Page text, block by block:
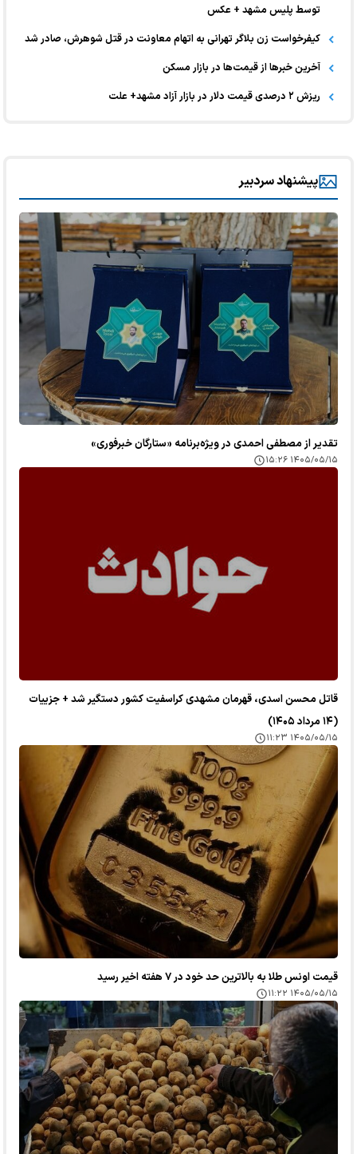
توسط پلیس مشهد + عکس
کیفرخواست زن بلاگر تهرانی به اتهام معاونت در قتل شوهرش، صادر شد
آخرین خبر‌ها از قیمت‌ها در بازار مسکن
ریزش ۲ درصدی قیمت دلار در بازار آزاد مشهد+ علت
پیشنهاد سردبیر
تقدیر از مصطفی احمدی در ویژه‌برنامه «ستارگان خبرفوری»
۱۴۰۵/۰۵/۱۵ ۱۵:۲۶
قاتل محسن اسدی، قهرمان مشهدی کراسفیت کشور دستگیر شد + جزییات
(۱۴ مرداد ۱۴۰۵)
۱۴۰۵/۰۵/۱۵ ۱۱:۲۳
قیمت اونس طلا به بالاترین حد خود در ۷ هفته اخیر رسید
۱۴۰۵/۰۵/۱۵ ۱۱:۲۲